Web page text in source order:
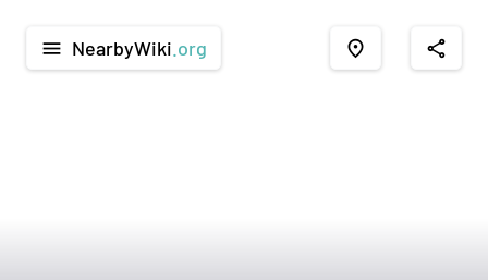
menu NearbyWiki .org place share